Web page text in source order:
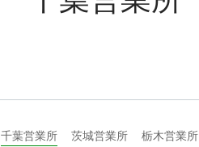
千葉営業所 茨城営業所 栃木営業所